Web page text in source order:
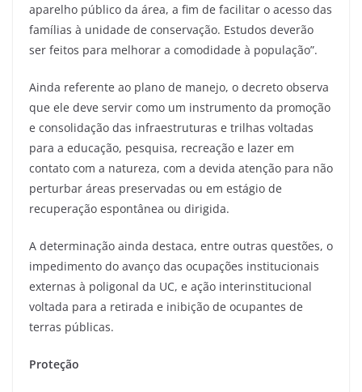
aparelho público da área, a fim de facilitar o acesso das
famílias à unidade de conservação. Estudos deverão
ser feitos para melhorar a comodidade à população”.
Ainda referente ao plano de manejo, o decreto observa
que ele deve servir como um instrumento da promoção
e consolidação das infraestruturas e trilhas voltadas
para a educação, pesquisa, recreação e lazer em
contato com a natureza, com a devida atenção para não
perturbar áreas preservadas ou em estágio de
recuperação espontânea ou dirigida.
A determinação ainda destaca, entre outras questões, o
impedimento do avanço das ocupações institucionais
externas à poligonal da UC, e ação interinstitucional
voltada para a retirada e inibição de ocupantes de
terras públicas.
Proteção